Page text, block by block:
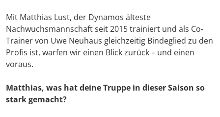
Mit Matthias Lust, der Dynamos älteste
Nachwuchsmannschaft seit 2015 trainiert und als Co-
Trainer von Uwe Neuhaus gleichzeitig Bindeglied zu den
Profis ist, warfen wir einen Blick zurück – und einen
voraus.
Matthias, was hat deine Truppe in dieser Saison so
stark gemacht?